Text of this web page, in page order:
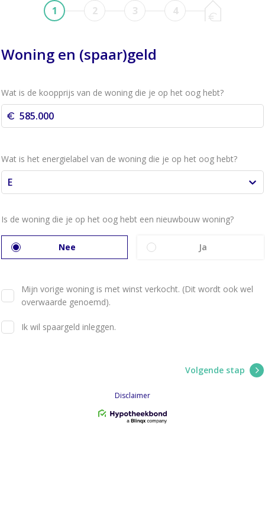
1 2 3 4
Woning en (spaar)geld
Wat is de koopprijs van de woning die je op het oog hebt?
Wat is het energielabel van de woning die je op het oog hebt?
E
Is de woning die je op het oog hebt een nieuwbouw woning?
Nee Ja
Mijn vorige woning is met winst verkocht. (Dit wordt ook wel
overwaarde genoemd).
Ik wil spaargeld inleggen.
Volgende stap
Disclaimer